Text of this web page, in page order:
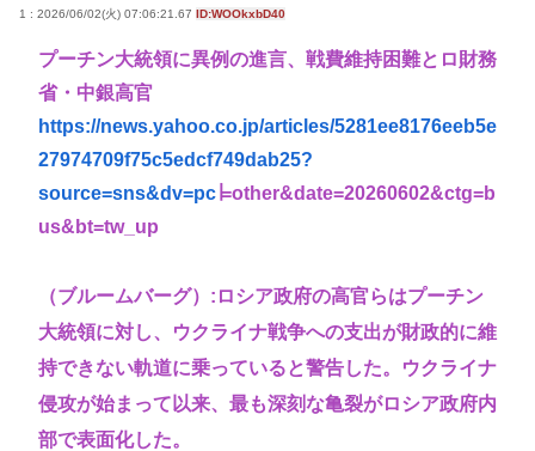
1 : 2026/06/02(火) 07:06:21.67 ID:WOOkxbD40
プーチン大統領に異例の進言、戦費維持困難とロ財務
省・中銀高官
https://news.yahoo.co.jp/articles/5281ee8176eeb5e
27974709f75c5edcf749dab25?
source=sns&dv=pc ∣=other&date=20260602&ctg=b
us&bt=tw_up
（ブルームバーグ）:ロシア政府の高官らはプーチン
大統領に対し、ウクライナ戦争への支出が財政的に維
持できない軌道に乗っていると警告した。ウクライナ
侵攻が始まって以来、最も深刻な亀裂がロシア政府内
部で表面化した。